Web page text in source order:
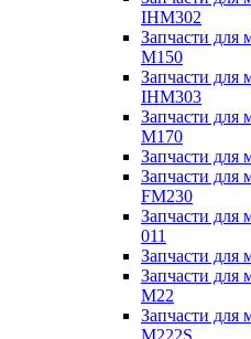
IHM302
Запчасти для
M150
Запчасти для
IHM303
Запчасти для
M170
Запчасти для
Запчасти для
FM230
Запчасти для
011
Запчасти для
Запчасти для
M22
Запчасти для
M222S